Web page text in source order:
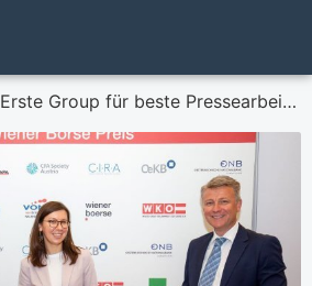
Erste Group für beste Pressearbeit ausgezeichnet